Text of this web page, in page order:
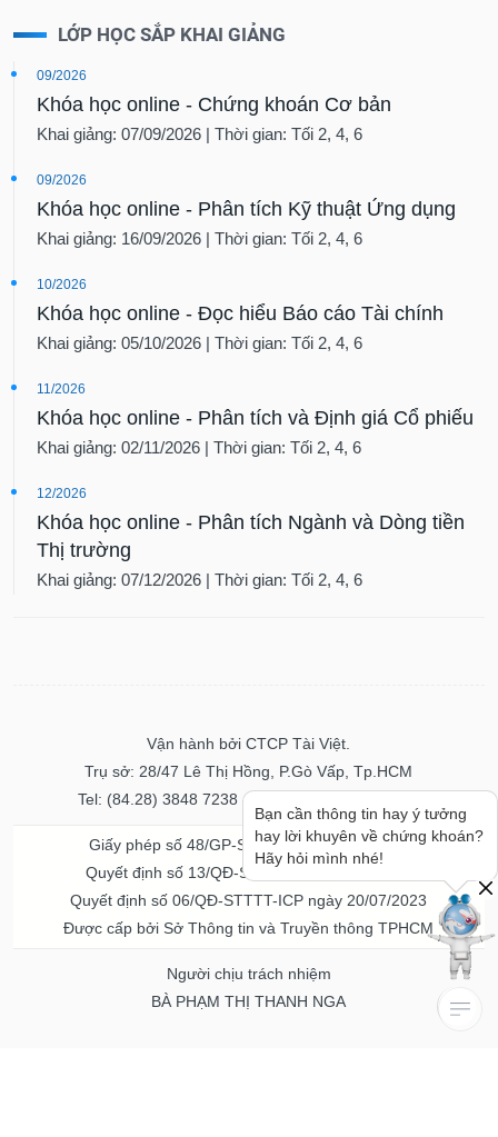
LỚP HỌC SẮP KHAI GIẢNG
09/2026
Khóa học online - Chứng khoán Cơ bản
Khai giảng: 07/09/2026 | Thời gian: Tối 2, 4, 6
09/2026
Khóa học online - Phân tích Kỹ thuật Ứng dụng
Khai giảng: 16/09/2026 | Thời gian: Tối 2, 4, 6
10/2026
Khóa học online - Đọc hiểu Báo cáo Tài chính
Khai giảng: 05/10/2026 | Thời gian: Tối 2, 4, 6
11/2026
Khóa học online - Phân tích và Định giá Cổ phiếu
Khai giảng: 02/11/2026 | Thời gian: Tối 2, 4, 6
12/2026
Khóa học online - Phân tích Ngành và Dòng tiền
Thị trường
Khai giảng: 07/12/2026 | Thời gian: Tối 2, 4, 6
Vận hành bởi CTCP Tài Việt.
Trụ sở: 28/47 Lê Thị Hồng, P.Gò Vấp, Tp.HCM
Tel: (84.28) 3848 7238 - Fax: (84.28) 3848 7237
Giấy phép số 48/GP-STTTT ngày 04/11/2016
Quyết định số 13/QĐ-STTTT ngày 02/11/2017
Quyết định số 06/QĐ-STTTT-ICP ngày 20/07/2023
Được cấp bởi Sở Thông tin và Truyền thông TPHCM
Người chịu trách nhiệm
BÀ PHẠM THỊ THANH NGA
Bạn cần thông tin hay ý tưởng
hay lời khuyên về chứng khoán?
Hãy hỏi mình nhé!